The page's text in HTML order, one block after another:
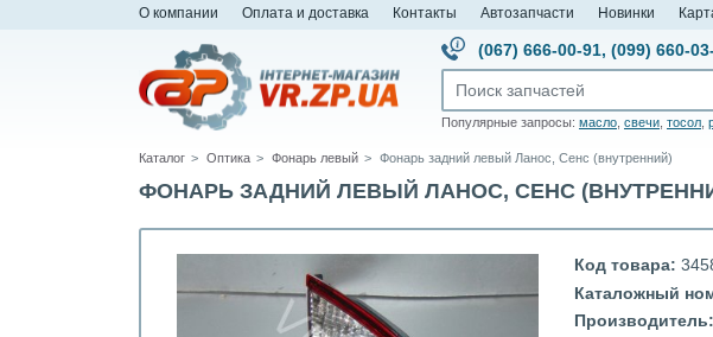
О компании Оплата и доставка Контакты Автозапчасти Новинки
(067) 666-00-91, (099) 660-
Популярные запросы: масло свечи тосол
Каталог Оптика Фонарь левый Фонарь задний левый Ланос, Сенс (внутренний)
ФОНАРЬ ЗАДНИЙ ЛЕВЫЙ ЛАНОС, СЕНС
Код товара:
Каталожный
Производитель: